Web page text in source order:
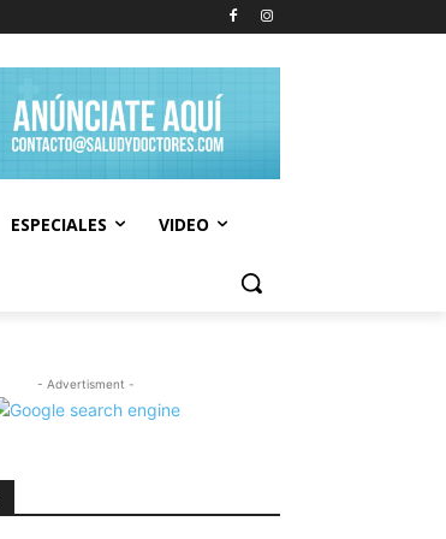
ESPECIALES VIDEO
- Advertisment -